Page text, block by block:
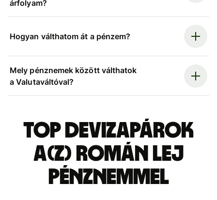
árfolyam?
Hogyan válthatom át a pénzem?
Mely pénznemek között válthatok
a Valutaváltóval?
Top devizapárok
a(z) román lej
pénznemmel